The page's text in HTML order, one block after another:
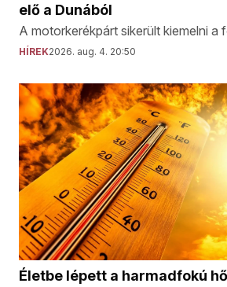
elő a Dunából
A motorkerékpárt sikerült kiemelni a
HÍREK2026. aug. 4. 20:50
Életbe lépett a harmadfokú